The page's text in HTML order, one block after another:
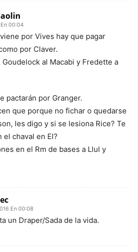
00:04
por Vives hay que pagar
por Claver.
Goudelock al Macabi y Fredette a
pactarán por Granger.
que porque no fichar o quedarse
les digo y si se lesiona Rice? Te
el chaval en El?
en el Rm de bases a Llul y
En 00:08
un Draper/Sada de la vida.